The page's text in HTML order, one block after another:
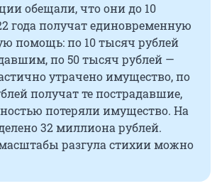
обещали, что они до 10
года получат единовременную
помощь: по 10 тысяч рублей
по 50 тысяч рублей —
утрачено имущество, по
получат те пострадавшие,
потеряли имущество. На
32 миллиона рублей.
разгула стихии можно